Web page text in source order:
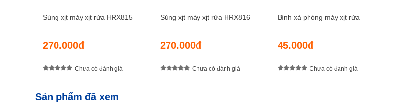
Súng xịt máy xịt rửa HRX815
270.000đ
Chưa có đánh giá
Súng xịt máy xịt rửa HRX816
270.000đ
Chưa có đánh giá
Bình xà phòng máy xịt rửa
45.000đ
Chưa có đánh giá
Sản phẩm đã xem